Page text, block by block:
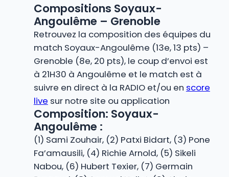
Compositions Soyaux-
Angoulême – Grenoble
Retrouvez la composition des équipes du
match Soyaux-Angoulême (13e, 13 pts) –
Grenoble (8e, 20 pts), le coup d’envoi est
à 21H30 à Angoulême et le match est à
suivre en direct à la RADIO et/ou en score
live sur notre site ou application
Composition: Soyaux-
Angoulême :
(1) Sami Zouhair, (2) Patxi Bidart, (3) Pone
Fa’amausili, (4) Richie Arnold, (5) Sikeli
Nabou, (6) Hubert Texier, (7) Germain